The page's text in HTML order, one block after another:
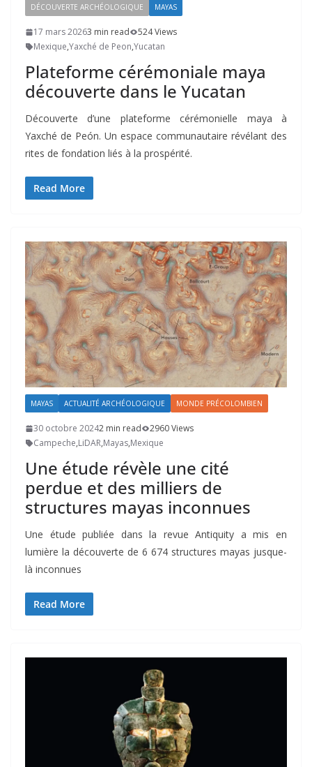
DÉCOUVERTE ARCHÉOLOGIQUE MAYAS
17 mars 20263 min read
524 Views
Mexique,Yaxché de Peon,Yucatan
Plateforme cérémoniale maya
découverte dans le Yucatan
Découverte d’une plateforme cérémonielle maya à
Yaxché de Peón. Un espace communautaire révélant des
rites de fondation liés à la prospérité.
Read More
MAYAS ACTUALITÉ ARCHÉOLOGIQUE MONDE PRÉCOLOMBIEN
30 octobre 20242 min read
2960 Views
Campeche,LiDAR,Mayas,Mexique
Une étude révèle une cité
perdue et des milliers de
structures mayas inconnues
Une étude publiée dans la revue Antiquity a mis en
lumière la découverte de 6 674 structures mayas jusque-
là inconnues
Read More